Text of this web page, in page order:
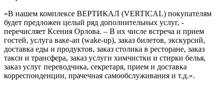
«В нашем комплексе ВЕРТИКАЛ (VERTICAL) покупателям
будет предложен целый ряд дополнительных услуг, -
перечисляет Ксения Орлова. – В их числе встреча и прием
гостей, услуга ваке-ап (wake-up), заказ билетов, экскурсий,
доставка еды и продуктов, заказ столика в ресторане, заказ
такси и трансфера, заказ услуги химчистки и стирки белья,
заказ услуг переводчика, секретаря, прием и доставка
корреспонденции, прачечная самообслуживания и т.д.».